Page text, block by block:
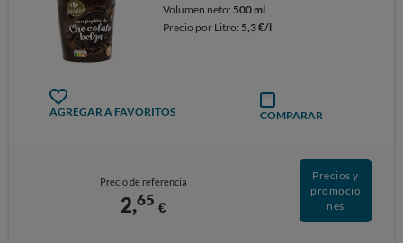
Volumen neto: 500 ml
Precio por Litro: 5,3 €/l
AGREGAR A FAVORITOS COMPARAR
Precio de referencia
2,65 €
Precios y
promocio
nes